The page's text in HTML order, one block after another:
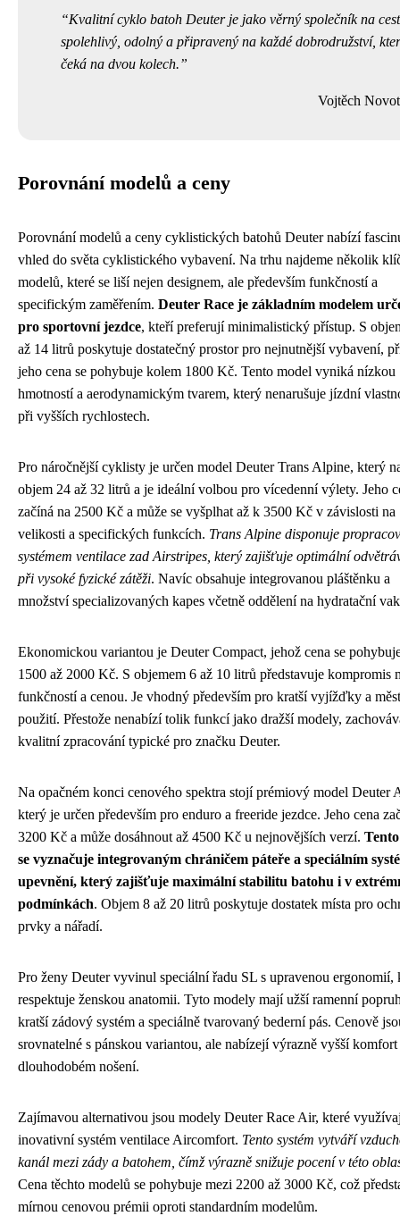
Kvalitní cyklo batoh Deuter je jako věrný společník na
spolehlivý, odolný a připravený na každé dobrodružství,
čeká na dvou kolech.
Vojtěch
Porovnání modelů a ceny
Porovnání modelů a ceny cyklistických batohů Deuter nabízí
vhled do světa cyklistického vybavení. Na trhu najdeme několik
modelů, které se liší nejen designem, ale především funkčností a
specifickým zaměřením. Deuter Race je základním modelem
pro sportovní jezdce, kteří preferují minimalistický přístup. S
až 14 litrů poskytuje dostatečný prostor pro nejnutnější vybavení,
jeho cena se pohybuje kolem 1800 Kč. Tento model vyniká nízkou
hmotností a aerodynamickým tvarem, který nenarušuje jízdní
při vyšších rychlostech.
Pro náročnější cyklisty je určen model Deuter Trans Alpine, který
objem 24 až 32 litrů a je ideální volbou pro vícedenní výlety. Jeho
začíná na 2500 Kč a může se vyšplhat až k 3500 Kč v závislosti na
velikosti a specifických funkcích. Trans Alpine disponuje
systémem ventilace zad Airstripes, který zajišťuje optimální
při vysoké fyzické zátěži. Navíc obsahuje integrovanou pláštěnku a
množství specializovaných kapes včetně oddělení na hydratační
Ekonomickou variantou je Deuter Compact, jehož cena se
1500 až 2000 Kč. S objemem 6 až 10 litrů představuje kompromis
funkčností a cenou. Je vhodný především pro kratší vyjížďky a
použití. Přestože nenabízí tolik funkcí jako dražší modely,
kvalitní zpracování typické pro značku Deuter.
Na opačném konci cenového spektra stojí prémiový model Deuter
který je určen především pro enduro a freeride jezdce. Jeho cena
3200 Kč a může dosáhnout až 4500 Kč u nejnovějších verzí.
se vyznačuje integrovaným chráničem páteře a speciálním
upevnění, který zajišťuje maximální stabilitu batohu i v
podmínkách. Objem 8 až 20 litrů poskytuje dostatek místa pro
prvky a nářadí.
Pro ženy Deuter vyvinul speciální řadu SL s upravenou ergonomií,
respektuje ženskou anatomii. Tyto modely mají užší ramenní
kratší zádový systém a speciálně tvarovaný bederní pás. Cenově
srovnatelné s pánskou variantou, ale nabízejí výrazně vyšší
dlouhodobém nošení.
Zajímavou alternativou jsou modely Deuter Race Air, které
inovativní systém ventilace Aircomfort. Tento systém vytváří
kanál mezi zády a batohem, čímž výrazně snižuje pocení v této
Cena těchto modelů se pohybuje mezi 2200 až 3000 Kč, což
mírnou cenovou prémii oproti standardním modelům.